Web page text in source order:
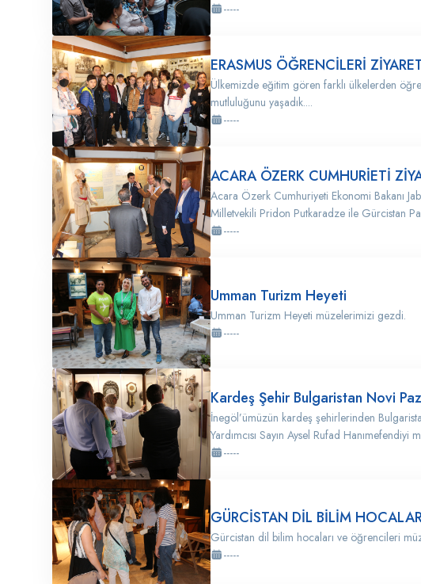
-----
ERASMUS ÖĞRENCİLERİ
Ülkemizde eğitim gören farklı ülkelerden
mutluluğunu yaşadık....
-----
ACARA ÖZERK CUMHURİETİ
Acara Özerk Cumhuriyeti Ekonomi Bakanı
Milletvekili Pridon Putkaradze ile Gürcistan
-----
Umman Turizm Heyeti
Umman Turizm Heyeti müzelerimizi gezdi.
-----
Kardeş Şehir Bulgaristan Novi
İnegöl’ümüzün kardeş şehirlerinden
Yardımcısı Sayın Aysel Rufad Hanımefendiyi
-----
GÜRCİSTAN DİL BİLİM
Gürcistan dil bilim hocaları ve öğrencileri
-----